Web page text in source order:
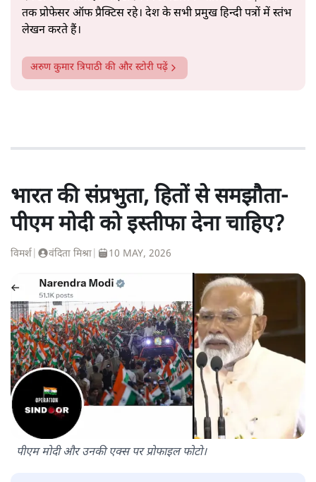
तक प्रोफेसर ऑफ प्रैक्टिस रहे। देश के सभी प्रमुख हिन्दी पत्रों में स्तंभ
लेखन करते हैं।
अरुण कुमार त्रिपाठी की और स्टोरी पढ़ें
भारत की संप्रभुता, हितों से समझौता-
पीएम मोदी को इस्तीफा देना चाहिए?
विमर्श वंदिता मिश्रा 10 MAY, 2026
पीएम मोदी और उनकी एक्स पर प्रोफाइल फोटो।